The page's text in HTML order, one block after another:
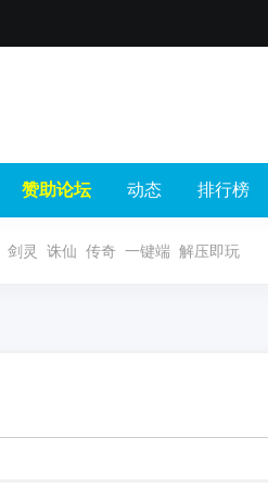
赞助论坛 动态 排行榜
剑灵 诛仙 传奇 一键端 解压即玩